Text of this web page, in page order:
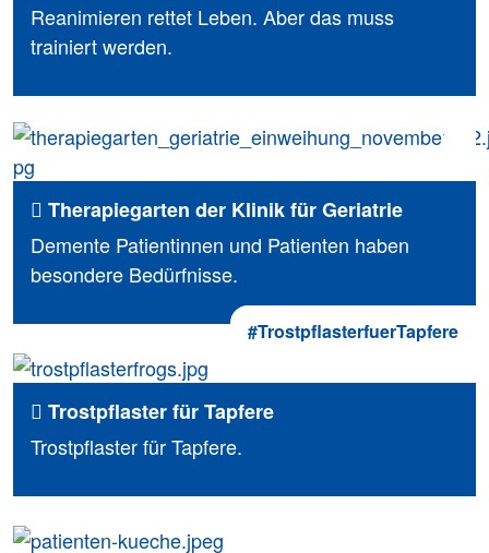
Reanimieren rettet Leben. Aber das muss
trainiert werden.
Therapiegarten der Klinik für Geriatrie
Demente Patientinnen und Patienten haben
besondere Bedürfnisse.
#TrostpflasterfuerTapfere
Trostpflaster für Tapfere
Trostpflaster für Tapfere.